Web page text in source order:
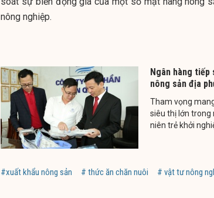
nông nghiệp.
Ngân hàng
nông sản địa
Tham vọng
siêu thị lớn trong
niên trẻ khởi
#xuất khẩu nông sản # thức ăn chăn nuôi # vật tư nông